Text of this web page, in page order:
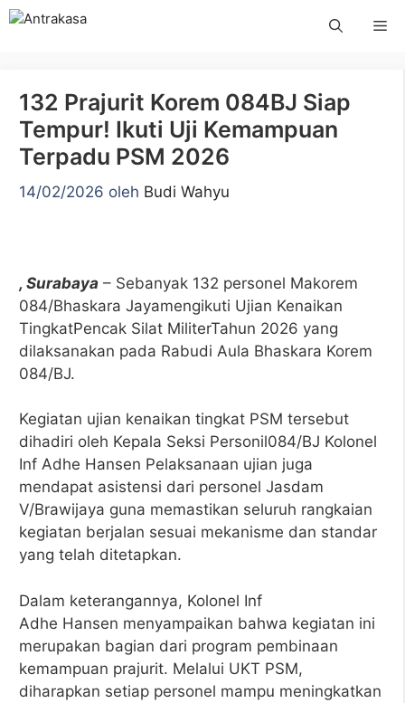
Langsung
132 Prajurit Korem 084BJ Siap
Tempur! Ikuti Uji Kemampuan
Terpadu PSM 2026
14/02/2026 oleh Budi Wahyu
, Surabaya – Sebanyak 132 personel Makorem
084/Bhaskara Jayamengikuti Ujian Kenaikan
TingkatPencak Silat MiliterTahun 2026 yang
dilaksanakan pada Rabudi Aula Bhaskara Korem
084/BJ.
Kegiatan ujian kenaikan tingkat PSM tersebut
dihadiri oleh Kepala Seksi Personil084/BJ Kolonel
Inf Adhe Hansen Pelaksanaan ujian juga
mendapat asistensi dari personel Jasdam
V/Brawijaya guna memastikan seluruh rangkaian
kegiatan berjalan sesuai mekanisme dan standar
yang telah ditetapkan.
Dalam keterangannya, Kolonel Inf
Adhe Hansen menyampaikan bahwa kegiatan ini
merupakan bagian dari program pembinaan
kemampuan prajurit. Melalui UKT PSM,
diharapkan setiap personel mampu meningkatkan